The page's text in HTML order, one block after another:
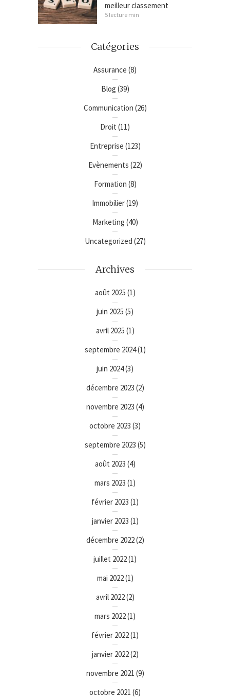
meilleur classement
5 lecture min
Catégories
Assurance (8)
Blog (39)
Communication (26)
Droit (11)
Entreprise (123)
Evènements (22)
Formation (8)
Immobilier(19)
Marketing (40)
Uncategorized (27)
Archives
août 2025 (1)
juin 2025 (5)
avril 2025 (1)
septembre 2024(1)
juin 2024(3)
décembre 2023 (2)
novembre 2023 (4)
octobre 2023 (3)
septembre 2023 (5)
août 2023 (4)
mars 2023 (1)
février 2023 (1)
janvier 2023 (1)
décembre 2022(2)
juillet 2022(1)
mai 2022(1)
avril 2022(2)
mars 2022(1)
février 2022(1)
janvier 2022(2)
novembre 2021 (9)
octobre 2021 (6)